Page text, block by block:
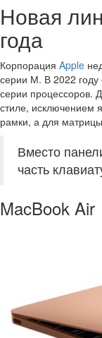
Новая
года
Корпорация Apple
серии М. В 2022 году
серии процессоров.
стиле, исключением
рамки, а для
Вместо
часть
MacBook Air